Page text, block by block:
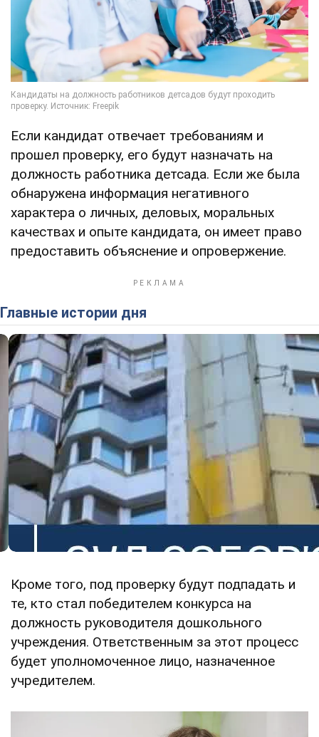
Если кандидат отвечает требованиям и
прошел проверку, его будут назначать на
должность работника детсада. Если же была
обнаружена информация негативного
характера о личных, деловых, моральных
качествах и опыте кандидата, он имеет право
предоставить объяснение и опровержение.
Главные истории дня
Кроме того, под проверку будут подпадать и
те, кто стал победителем конкурса на
должность руководителя дошкольного
учреждения. Ответственным за этот процесс
будет уполномоченное лицо, назначенное
учредителем.